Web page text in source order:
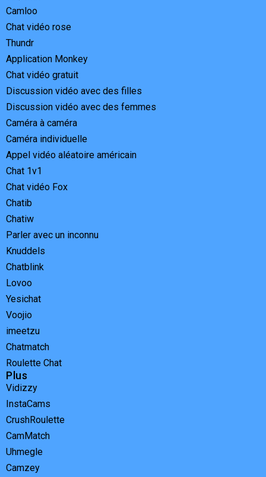
Camloo
Chat vidéo rose
Thundr
Application Monkey
Chat vidéo gratuit
Discussion vidéo avec des filles
Discussion vidéo avec des femmes
Caméra à caméra
Caméra individuelle
Appel vidéo aléatoire américain
Chat 1v1
Chat vidéo Fox
Chatib
Chatiw
Parler avec un inconnu
Knuddels
Chatblink
Lovoo
Yesichat
Voojio
imeetzu
Chatmatch
Roulette Chat
Plus
Vidizzy
InstaCams
CrushRoulette
CamMatch
Uhmegle
Camzey